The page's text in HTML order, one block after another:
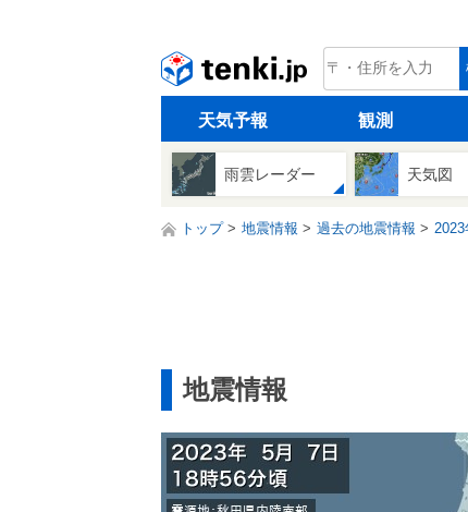
tenki.jp
天気予報 観測
雨雲レーダー 天気図
トップ 地震情報 過去の地震情報 2023
地震情報